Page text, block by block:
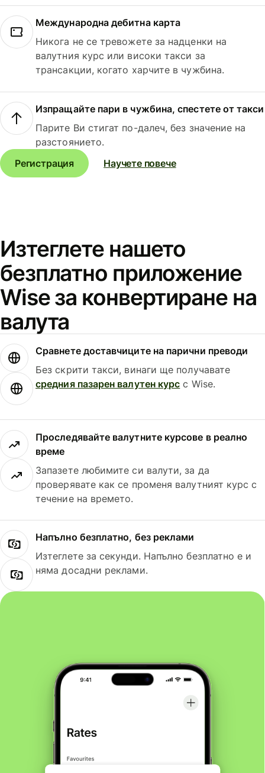
Международна дебитна карта
Никога не се тревожете за надценки на
валутния курс или високи такси за
трансакции, когато харчите в чужбина.
Изпращайте пари в чужбина, спестете от такси
Парите Ви стигат по-далеч, без значение на
разстоянието.
Регистрация
Научете повече
Изтеглете нашето
безплатно приложение
Wise за конвертиране на
валута
Сравнете доставчиците на парични преводи
Без скрити такси, винаги ще получавате
средния пазарен валутен курс с Wise.
Проследявайте валутните курсове в реално
време
Запазете любимите си валути, за да
проверявате как се променя валутният курс с
течение на времето.
Напълно безплатно, без реклами
Изтеглете за секунди. Напълно безплатно е и
няма досадни реклами.